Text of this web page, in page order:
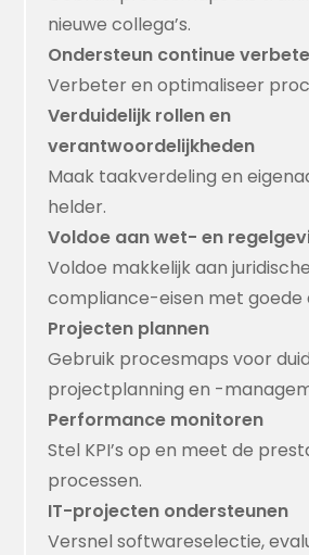
nieuwe collega’s.
Ondersteun continue
Verbeter en optimaliseer
Verduidelijk rollen en
verantwoordelijkheden
Maak taakverdeling en
helder.
Voldoe aan wet- en
Voldoe makkelijk aan
compliance-eisen met goede
Projecten plannen
Gebruik procesmaps voor
projectplanning en -
Performance monitoren
Stel KPI’s op en meet de
processen.
IT-projecten ondersteunen
Versnel softwareselectie,